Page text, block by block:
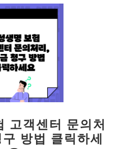
고객센터 문의처
방법 클릭하세